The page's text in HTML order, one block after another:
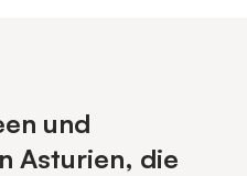
und
Asturien, die